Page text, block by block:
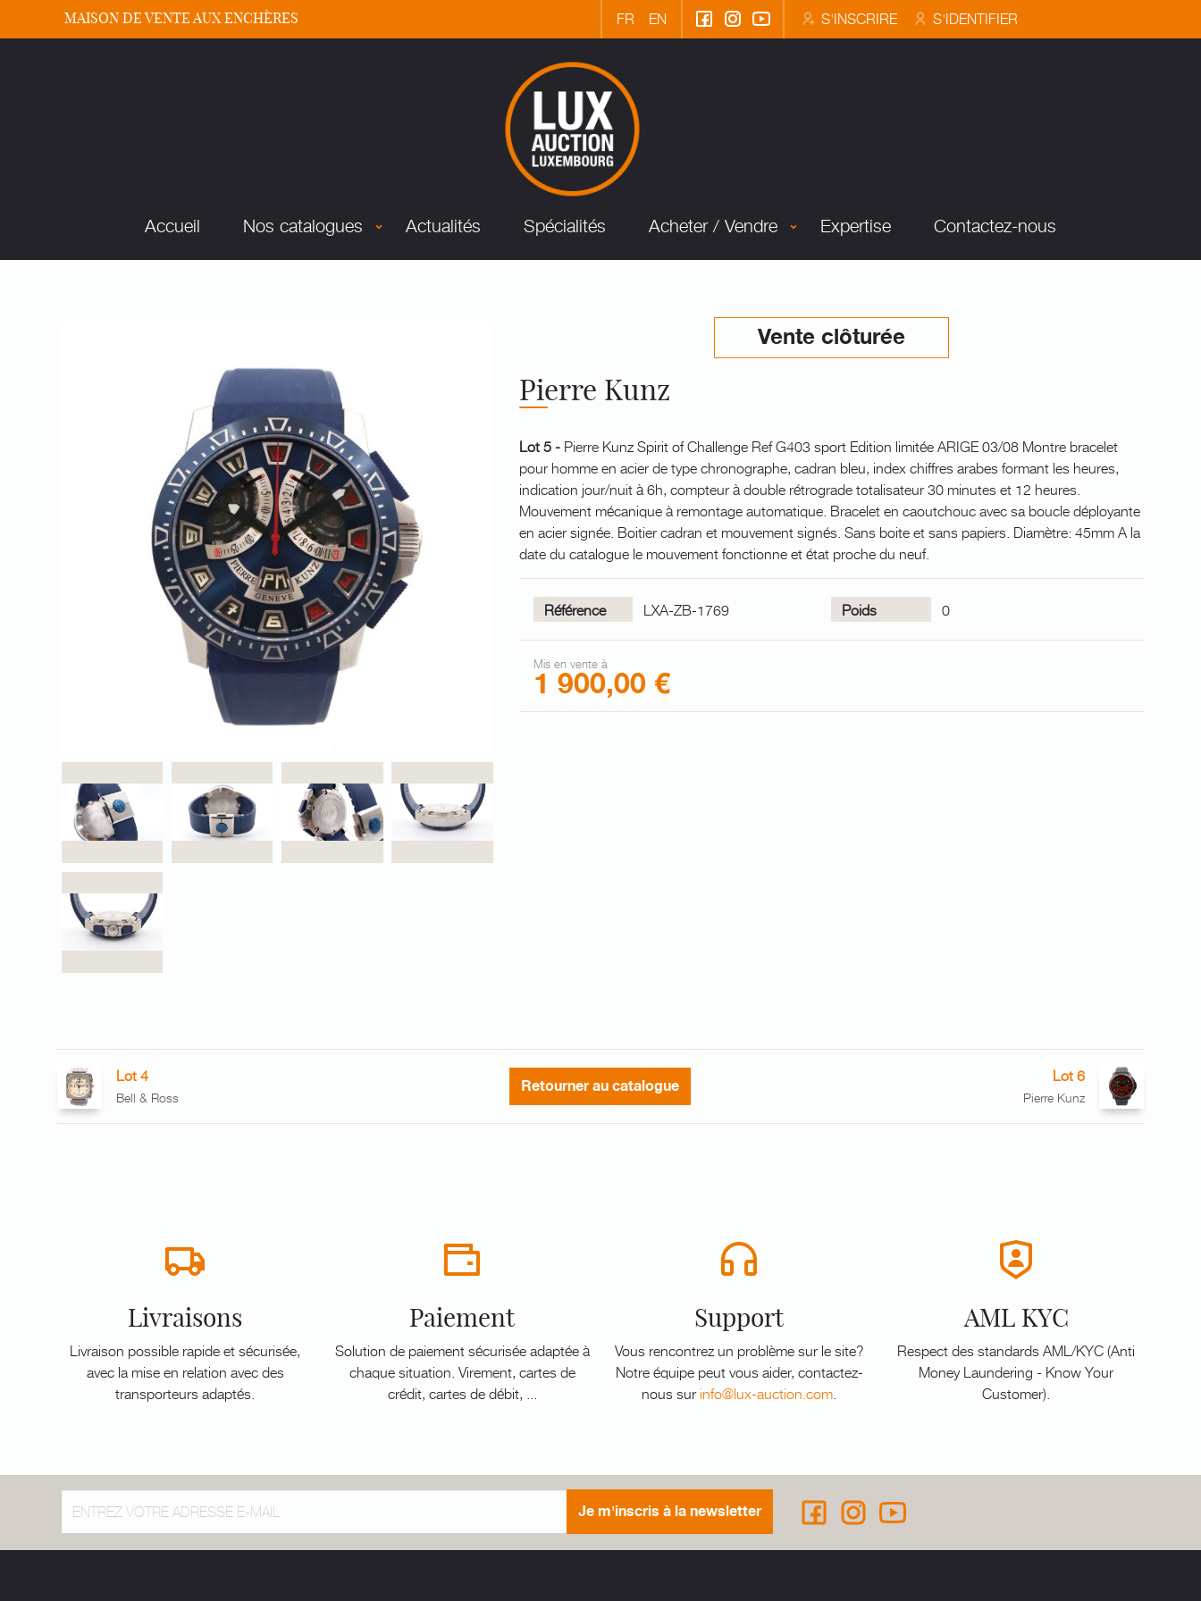
MAISON DE VENTE AUX ENCHÈRES FR EN S'INSCRIRE S'IDENTIFIER
Accueil Nos catalogues Actualités Spécialités Acheter / Vendre Expertise Contactez-nous
Vente clôturée
Pierre Kunz
Lot 5 - Pierre Kunz Spirit of Challenge Ref G403 sport Edition limitée ARIGE 03/08 Montre bracelet
pour homme en acier de type chronographe, cadran bleu, index chiffres arabes formant les heures,
indication jour/nuit à 6h, compteur à double rétrograde totalisateur 30 minutes et 12 heures.
Mouvement mécanique à remontage automatique. Bracelet en caoutchouc avec sa boucle déployante
en acier signée. Boitier cadran et mouvement signés. Sans boite et sans papiers. Diamètre: 45mm A la
date du catalogue le mouvement fonctionne et état proche du neuf.
Référence LXA-ZB-1769 Poids 0
Mis en vente à
1 900,00 €
Lot 4
Bell & Ross Retourner au catalogue Lot 6
Pierre Kunz
Livraisons
Livraison possible rapide et sécurisée,
avec la mise en relation avec des
transporteurs adaptés.
Paiement
Solution de paiement sécurisée adaptée à
chaque situation. Virement, cartes de
crédit, cartes de débit, ...
Support
Vous rencontrez un problème sur le site?
Notre équipe peut vous aider, contactez-
nous surinfo@lux-auction.com.
AML KYC
Respect des standards AML/KYC (Anti
Money Laundering - Know Your
Customer).
Je m'inscris à la newsletter